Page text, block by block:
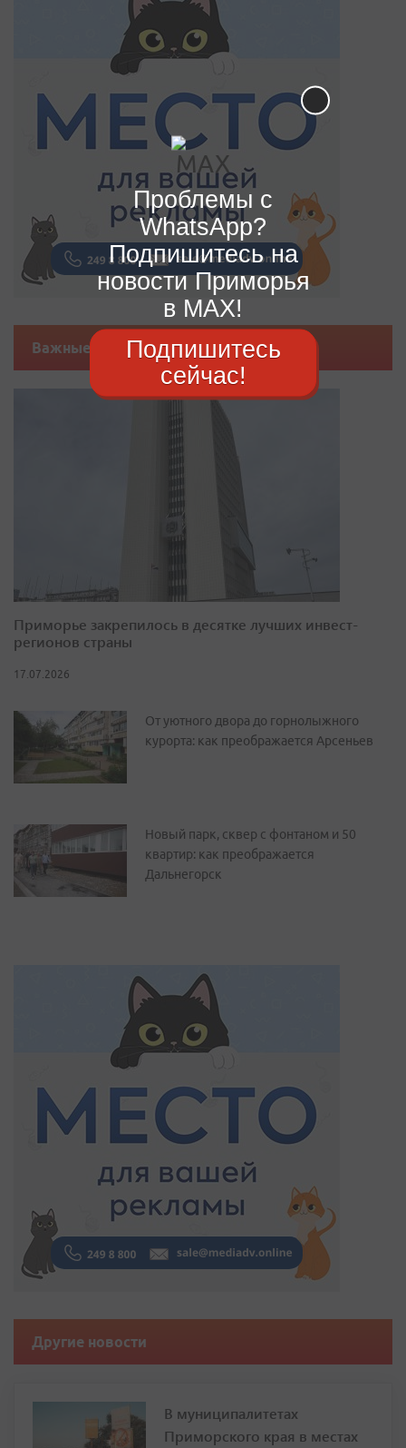
Важные новости
Приморье закрепилось в десятке лучших инвест-
регионов страны
17.07.2026
От уютного двора до горнолыжного
курорта: как преображается Арсеньев
Новый парк, сквер с фонтаном и 50
квартир: как преображается
Дальнегорск
Другие новости
В муниципалитетах
Приморского края в местах
Проблемы с
WhatsApp?
Подпишитесь на
новости Приморья
в MAX!
Подпишитесь
сейчас!